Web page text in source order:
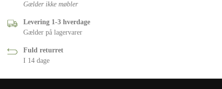
Gælder ikke møbler
Levering 1-3 hverdage
Gælder på lagervarer
Fuld returret
I 14 dage